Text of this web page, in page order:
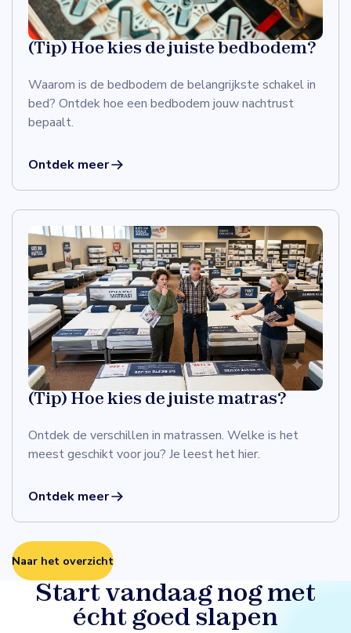
(Tip) Hoe kies de juiste bedbodem?
Waarom is de bedbodem de belangrijkste schakel in
bed? Ontdek hoe een bedbodem jouw nachtrust
bepaalt.
Ontdek meer
(Tip) Hoe kies de juiste matras?
Ontdek de verschillen in matrassen. Welke is het
meest geschikt voor jou? Je leest het hier.
Ontdek meer
Naar het overzicht
Start vandaag nog met
écht goed slapen